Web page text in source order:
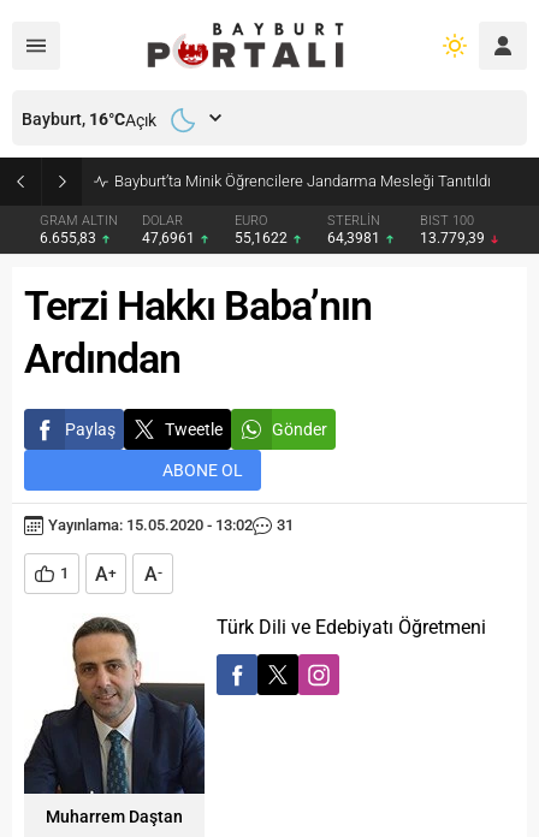
Bayburt’ta Minik Öğrencilere Jandarma Mesleği Tanıtıldı
GRAM ALTIN
6.655,83
DOLAR
47,6961
EURO
55,1622
STERLİN
64,3981
BIST 100
13.779,39
Bayburt, 16°CAçık
Terzi Hakkı Baba’nın
Ardından
Paylaş Tweetle Gönder
ABONE OL
Yayınlama: 15.05.2020 - 13:02 31
1 A+ A-
Muharrem Daştan
Türk Dili ve Edebiyatı Öğretmeni